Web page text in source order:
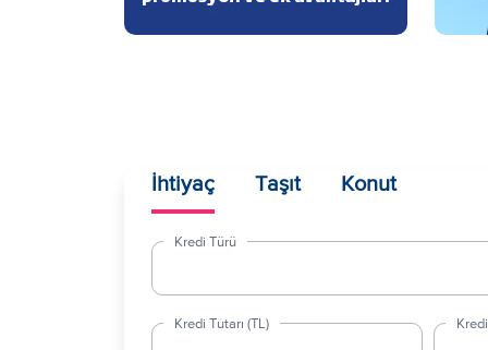
İhtiyaç Taşıt Konut
Kredi Türü
Kredi Tutarı (TL)